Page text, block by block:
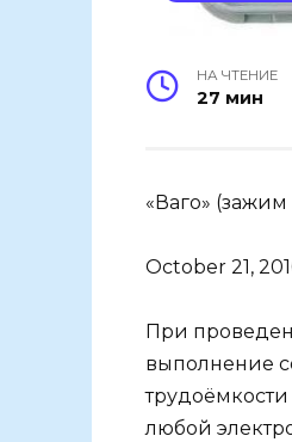
НА ЧТЕНИЕ
27 мин
«Ваго»
October 21,
При
выполнение
любой